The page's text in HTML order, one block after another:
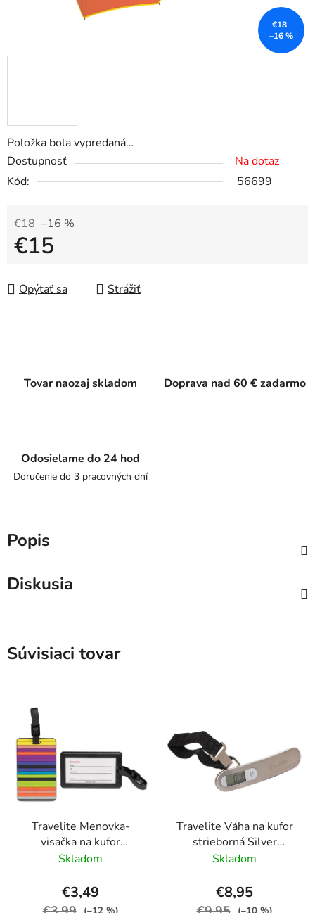
Položka bola vypredaná…
Dostupnosť
Na dotaz
Kód:
56699
€18 –16 %
€15
Opýtať sa
Strážiť
€18
–16 %
Tovar naozaj skladom Doprava nad 60 € zadarmo
Odosielame do 24 hod
Doručenie do 3 pracovných dní
Popis
Diskusia
Súvisiaci tovar
Travelite Menovka-
visačka na kufor
Multicolor Stripes
Skladom
€3,49
Travelite Váha na kufor
strieborná Silver
Digitálna
Skladom
€8,95